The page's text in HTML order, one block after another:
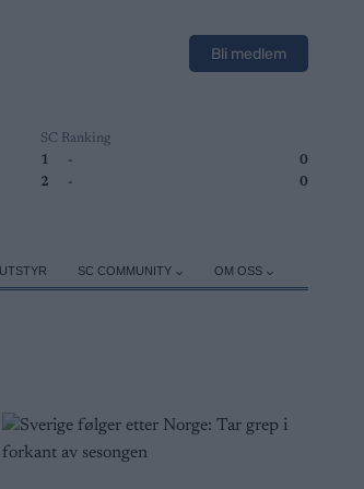
Bli medlem
SC Ranking
1
-
0
2
- 0
UTSTYR SC COMMUNITY OM OSS